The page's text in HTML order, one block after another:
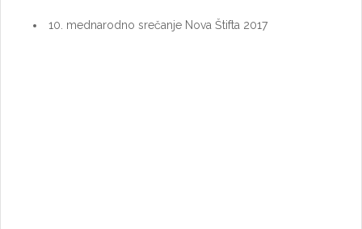
10. mednarodno srečanje Nova Štifta 2017